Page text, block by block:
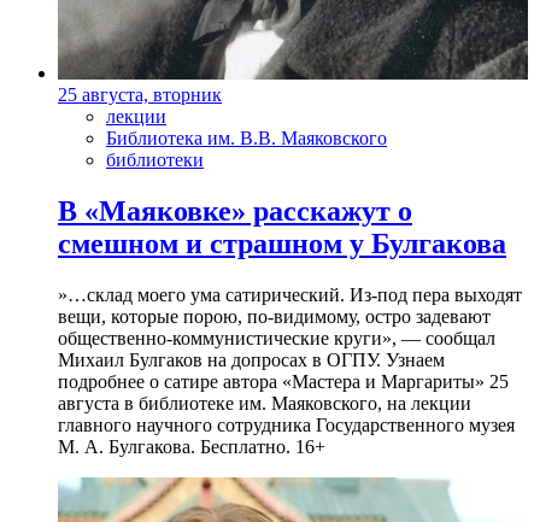
25 августа, вторник
лекции
Библиотека им. В.В. Маяковского
библиотеки
В «Маяковке» расскажут о
смешном и страшном у Булгакова
»…склад моего ума сатирический. Из-под пера выходят
вещи, которые порою, по-видимому, остро задевают
общественно-коммунистические круги», — сообщал
Михаил Булгаков на допросах в ОГПУ. Узнаем
подробнее о сатире автора «Мастера и Маргариты» 25
августа в библиотеке им. Маяковского, на лекции
главного научного сотрудника Государственного музея
М. А. Булгакова. Бесплатно. 16+